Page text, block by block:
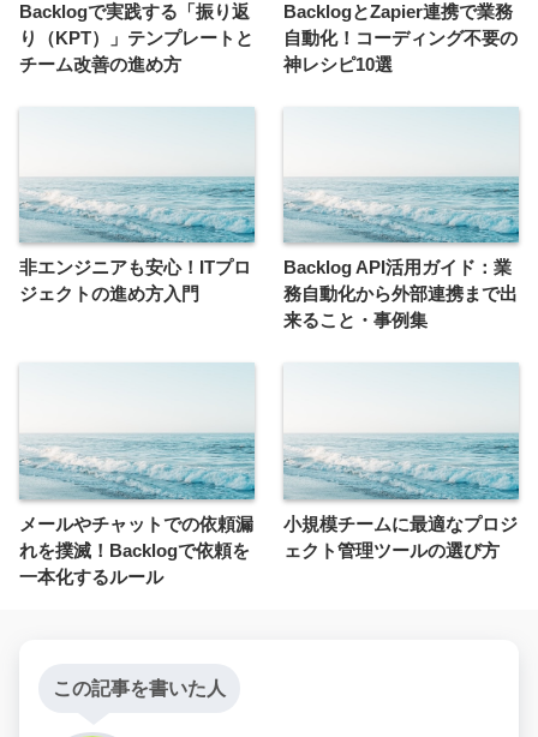
Backlogで実践する「振り返
り（KPT）」テンプレートと
チーム改善の進め方
BacklogとZapier連携で業務
自動化！コーディング不要の
神レシピ10選
非エンジニアも安心！ITプロ
ジェクトの進め方入門
Backlog API活用ガイド：業
務自動化から外部連携まで出
来ること・事例集
メールやチャットでの依頼漏
れを撲滅！Backlogで依頼を
一本化するルール
小規模チームに最適なプロジ
ェクト管理ツールの選び方
この記事を書いた人